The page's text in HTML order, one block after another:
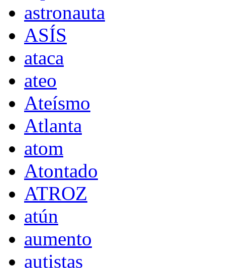
astronauta
ASÍS
ataca
ateo
Ateísmo
Atlanta
atom
Atontado
ATROZ
atún
aumento
autistas